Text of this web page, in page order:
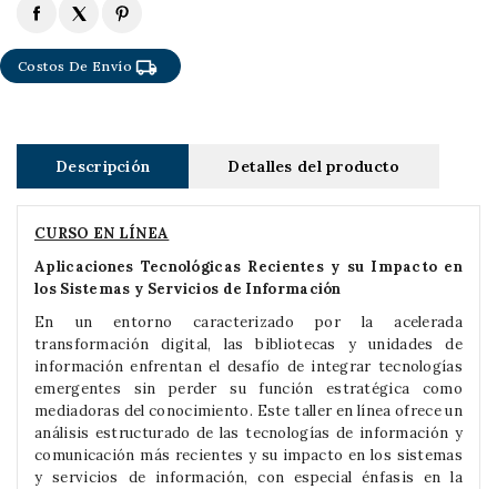
Costos De Envíolocal_shipping
Descripción Detalles del producto
CURSO EN LÍNEA
Aplicaciones Tecnológicas Recientes y su Impacto en
los Sistemas y Servicios de Información
En un entorno caracterizado por la acelerada
transformación digital, las bibliotecas y unidades de
información enfrentan el desafío de integrar tecnologías
emergentes sin perder su función estratégica como
mediadoras del conocimiento. Este taller en línea ofrece un
análisis estructurado de las tecnologías de información y
comunicación más recientes y su impacto en los sistemas
y servicios de información, con especial énfasis en la